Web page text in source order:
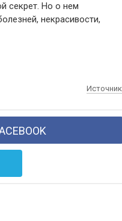
секрет. Но о нем
некрасивости,
Источник